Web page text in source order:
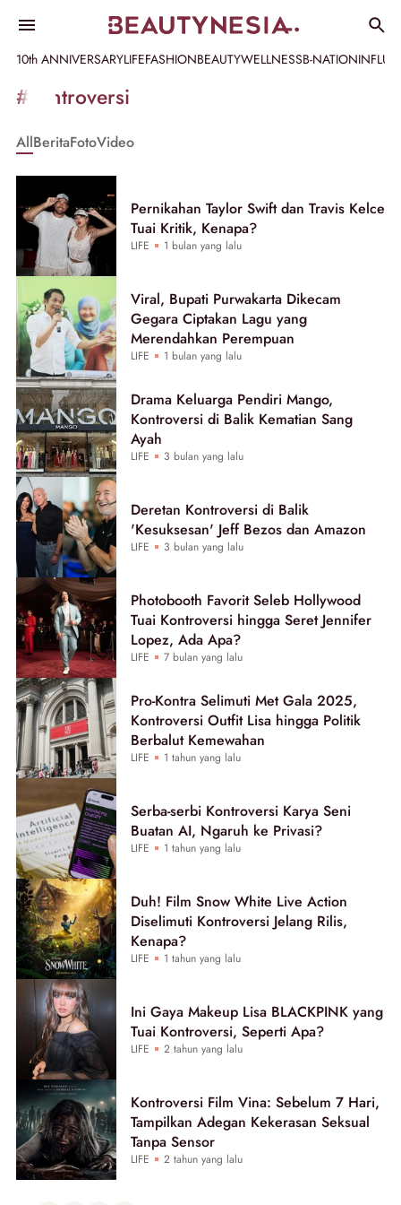
10th ANNIVERSARYLIFEFASHIONBEAUTYWELLNESSB-NATION
Informasi
[GET_DATA_TITLE]
Beautynesia
#kontroversi
AllBeritaFotoVideo
Pernikahan Taylor Swift dan Travis Kelce
Tuai Kritik, Kenapa?
LIFE 1 bulan yang lalu
Viral, Bupati Purwakarta Dikecam
Gegara Ciptakan Lagu yang
Merendahkan Perempuan
LIFE 1 bulan yang lalu
Drama Keluarga Pendiri Mango,
Kontroversi di Balik Kematian Sang
Ayah
LIFE 3 bulan yang lalu
Deretan Kontroversi di Balik
'Kesuksesan' Jeff Bezos dan Amazon
LIFE 3 bulan yang lalu
Photobooth Favorit Seleb Hollywood
Tuai Kontroversi hingga Seret Jennifer
Lopez, Ada Apa?
LIFE 7 bulan yang lalu
Pro-Kontra Selimuti Met Gala 2025,
Kontroversi Outfit Lisa hingga Politik
Berbalut Kemewahan
LIFE 1 tahun yang lalu
Serba-serbi Kontroversi Karya Seni
Buatan AI, Ngaruh ke Privasi?
LIFE 1 tahun yang lalu
Duh! Film Snow White Live Action
Diselimuti Kontroversi Jelang Rilis,
Kenapa?
LIFE 1 tahun yang lalu
Ini Gaya Makeup Lisa BLACKPINK yang
Tuai Kontroversi, Seperti Apa?
LIFE 2 tahun yang lalu
Kontroversi Film Vina: Sebelum 7 Hari,
Tampilkan Adegan Kekerasan Seksual
Tanpa Sensor
LIFE 2 tahun yang lalu